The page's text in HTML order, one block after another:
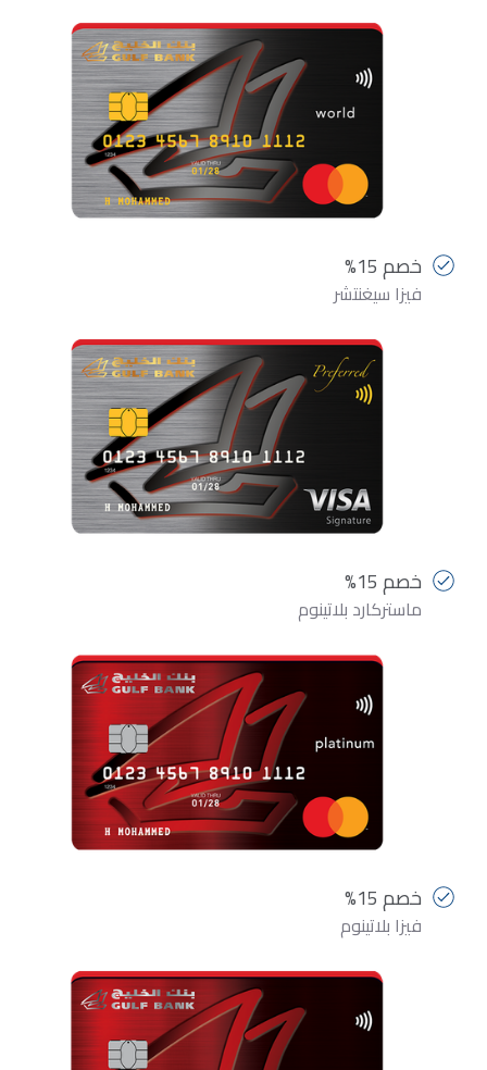
خصم 15%
فيزا سيغنتشر
خصم 15%
ماستركارد بلاتينوم
خصم 15%
فيزا بلاتينوم